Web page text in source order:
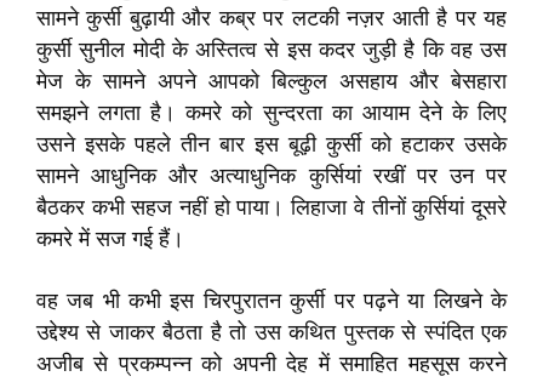
सामने कुर्सी बुढ़ायी और कब्र पर लटकी नज़र आती है पर यह
कुर्सी सुनील मोदी के अस्तित्व से इस कदर जुड़ी है कि वह उस
मेज के सामने अपने आपको बिल्कुल असहाय और बेसहारा
समझने लगता है। कमरे को सुन्दरता का आयाम देने के लिए
उसने इसके पहले तीन बार इस बूढ़ी कुर्सी को हटाकर उसके
सामने आधुनिक और अत्याधुनिक कुर्सियां रखीं पर उन पर
बैठकर कभी सहज नहीं हो पाया। लिहाजा वे तीनों कुर्सियां दूसरे
कमरे में सज गई हैं।
वह जब भी कभी इस चिरपुरातन कुर्सी पर पढ़ने या लिखने के
उद्देश्य से जाकर बैठता है तो उस कथित पुस्तक से स्पंदित एक
अजीब से प्रकम्पन्न को अपनी देह में समाहित महसूस करने